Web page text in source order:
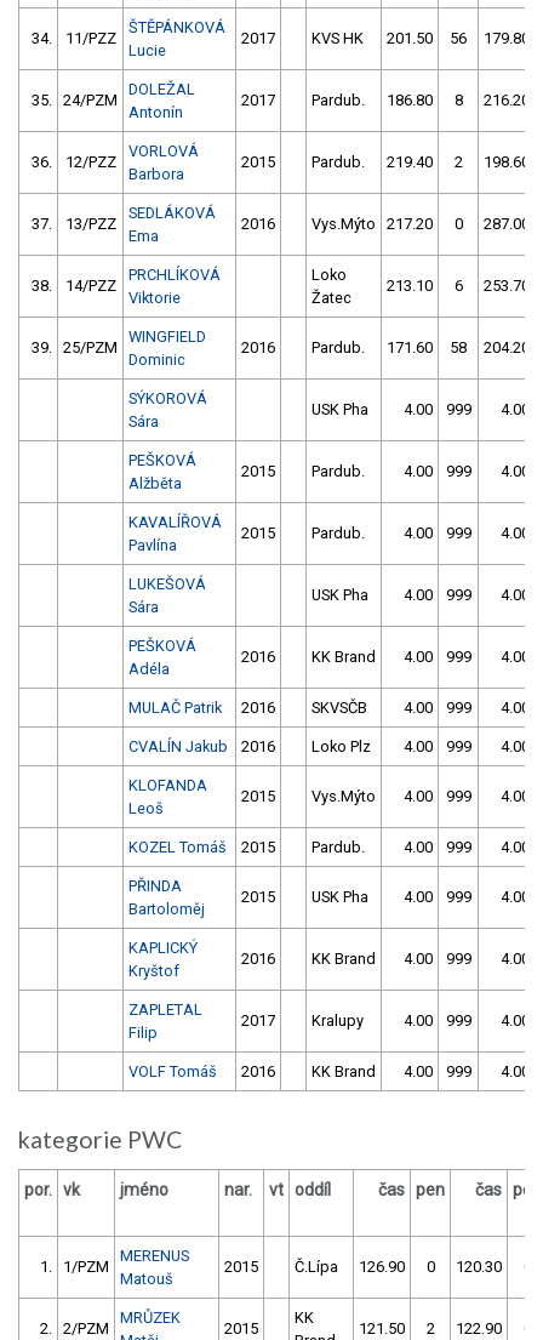
34. 11/PZZ
ŠTĚPÁNKOVÁ
Lucie
2017 KVS HK 201.50 56 179.80
35. 24/PZM
DOLEŽAL
Antonín
2017 Pardub. 186.80 8 216.20
36. 12/PZZ
VORLOVÁ
Barbora
2015 Pardub. 219.40 2 198.60
37. 13/PZZ
SEDLÁKOVÁ
Ema
2016 Vys.Mýto 217.20 0 287.00
38. 14/PZZ
PRCHLÍKOVÁ
Viktorie
Loko
Žatec
213.10 6 253.70
39. 25/PZM
WINGFIELD
Dominic
2016 Pardub. 171.60 58 204.20
SÝKOROVÁ
Sára
USK Pha 4.00 999 4.00
PEŠKOVÁ
Alžběta
2015 Pardub. 4.00 999 4.00
KAVALÍŘOVÁ
Pavlína
2015 Pardub. 4.00 999 4.00
LUKEŠOVÁ
Sára
USK Pha 4.00 999 4.00
PEŠKOVÁ
Adéla
2016 KK Brand 4.00 999 4.00
MULAČ Patrik 2016 SKVSČB 4.00 999 4.00
CVALÍN Jakub 2016 Loko Plz 4.00 999 4.00
KLOFANDA
Leoš
2015 Vys.Mýto 4.00 999 4.00
KOZEL Tomáš 2015 Pardub. 4.00 999 4.00
PŘINDA
Bartoloměj
2015 USK Pha 4.00 999 4.00
KAPLICKÝ
Kryštof
2016 KK Brand 4.00 999 4.00
ZAPLETAL
Filip
2017 Kralupy 4.00 999 4.00
VOLF Tomáš 2016 KK Brand 4.00 999 4.00
kategorie PWC
por. vk jméno nar. vt oddíl čas pen čas pen
1. 1/PZM
MERENUS
Matouš
2015 Č.Lípa 126.90 0 120.30 0
2. 2/PZM
MRŮZEK
2015
KK
121.50 2 122.90 0